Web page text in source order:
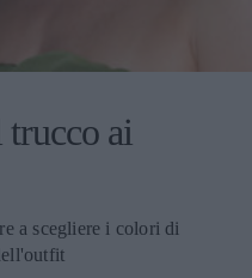
trucco ai
a scegliere i colori di